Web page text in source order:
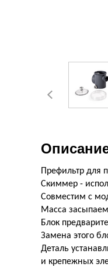
Префильтр для
Скиммер -
Совместим с
Масса
Блок
Замена этого
Деталь
и крепежных